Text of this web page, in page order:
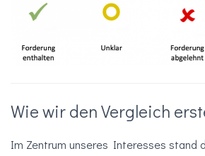
Wie wir den Vergleich
Im Zentrum unseres Interesses stand